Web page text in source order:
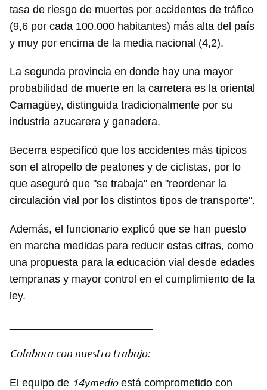
Guardar como favorito
Para poder guardar como favorito, primero has de
INICIAR SESIÓN
tasa de riesgo de muertes por accidentes de tráfico
(9,6 por cada 100.000 habitantes) más alta del país
y muy por encima de la media nacional (4,2).
La segunda provincia en donde hay una mayor
probabilidad de muerte en la carretera es la oriental
Camagüey, distinguida tradicionalmente por su
industria azucarera y ganadera.
Becerra especificó que los accidentes más típicos
son el atropello de peatones y de ciclistas, por lo
que aseguró que "se trabaja" en "reordenar la
circulación vial por los distintos tipos de transporte".
Además, el funcionario explicó que se han puesto
en marcha medidas para reducir estas cifras, como
una propuesta para la educación vial desde edades
tempranas y mayor control en el cumplimiento de la
ley.
Colabora con nuestro trabajo:
El equipo de 14ymedioestá comprometido con